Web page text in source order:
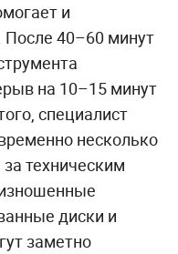
и
40–60 минут
на 10–15 минут
специалист
несколько
техническим
диски и
заметно